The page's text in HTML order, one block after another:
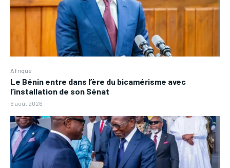
Afrique
Le Bénin entre dans l’ère du bicamérisme avec
l’installation de son Sénat
6 août 2026